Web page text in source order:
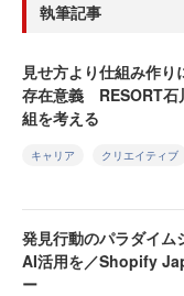
執筆記事
見せ方より仕組み作
存在意義 RESORT石
組を考える
キャリア クリエイティブ
発見行動のパラダイム
AI活用を／Shopify
ー